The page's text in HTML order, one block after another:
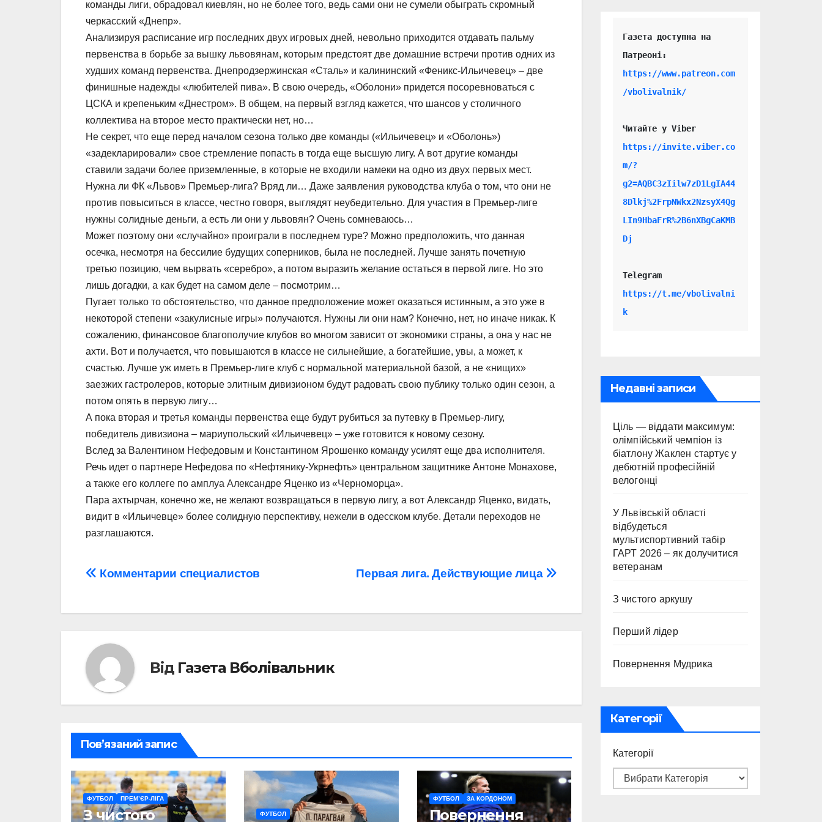
команды лиги, обрадовал киевлян, но не более того, ведь сами они не сумели обыграть скромный
черкасский «Днепр».
Анализируя расписание игр последних двух игровых дней, невольно приходится отдавать пальму
первенства в борьбе за вышку львовянам, которым предстоят две домашние встречи против одних из
худших команд первенства. Днепродзержинская «Сталь» и калининский «Феникс-Ильичевец» – две
финишные надежды «любителей пива». В свою очередь, «Оболони» придется посоревноваться с
ЦСКА и крепеньким «Днестром». В общем, на первый взгляд кажется, что шансов у столичного
коллектива на второе место практически нет, но…
Не секрет, что еще перед началом сезона только две команды («Ильичевец» и «Оболонь»)
«задекларировали» свое стремление попасть в тогда еще высшую лигу. А вот другие команды
ставили задачи более приземленные, в которые не входили намеки на одно из двух первых мест.
Нужна ли ФК «Львов» Премьер-лига? Вряд ли… Даже заявления руководства клуба о том, что они не
против повыситься в классе, честно говоря, выглядят неубедительно. Для участия в Премьер-лиге
нужны солидные деньги, а есть ли они у львовян? Очень сомневаюсь…
Может поэтому они «случайно» проиграли в последнем туре? Можно предположить, что данная
осечка, несмотря на бессилие будущих соперников, была не последней. Лучше занять почетную
третью позицию, чем вырвать «серебро», а потом выразить желание остаться в первой лиге. Но это
лишь догадки, а как будет на самом деле – посмотрим…
Пугает только то обстоятельство, что данное предположение может оказаться истинным, а это уже в
некоторой степени «закулисные игры» получаются. Нужны ли они нам? Конечно, нет, но иначе никак. К
сожалению, финансовое благополучие клубов во многом зависит от экономики страны, а она у нас не
ахти. Вот и получается, что повышаются в классе не сильнейшие, а богатейшие, увы, а может, к
счастью. Лучше уж иметь в Премьер-лиге клуб с нормальной материальной базой, а не «нищих»
заезжих гастролеров, которые элитным дивизионом будут радовать свою публику только один сезон, а
потом опять в первую лигу…
А пока вторая и третья команды первенства еще будут рубиться за путевку в Премьер-лигу,
победитель дивизиона – мариупольский «Ильичевец» – уже готовится к новому сезону.
Вслед за Валентином Нефедовым и Константином Ярошенко команду усилят еще два исполнителя.
Речь идет о партнере Нефедова по «Нефтянику-Укрнефть» центральном защитнике Антоне Монахове,
а также его коллеге по амплуа Александре Яценко из «Черноморца».
Пара ахтырчан, конечно же, не желают возвращаться в первую лигу, а вот Александр Яценко, видать,
видит в «Ильичевце» более солидную перспективу, нежели в одесском клубе. Детали переходов не
разглашаются.
Навігація
Первая лига. Действующие лица
Комментарии специалистов
Від Газета Вболівальник
Пов’язаний запис
ФУТБОЛ ПРЕМ’ЄР-ЛІГА
З чистого
ФУТБОЛ
ФУТБОЛ ЗА КОРДОНОМ
Повернення
Газета доступна на
https://www.patreon.com
/vbolivalnik/
Читайте у Viber
https://invite.viber.co
m/?
g2=AQBC3zIilw7zD1LgIA44
8Dlkj%2FrpNWkx2NzsyX4Qg
LIn9HbaFrR%2B6nXBgCaKMB
Dj
Telegram
https://t.me/vbolivalni
k
Недавні записи
Ціль — віддати максимум:
олімпійський чемпіон із
біатлону Жаклен стартує у
дебютній професійній
велогонці
У Львівській області
відбудеться
мультиспортивний табір
ГАРТ 2026 – як долучитися
ветеранам
З чистого аркушу
Перший лідер
Повернення Мудрика
Категорії
Категорії